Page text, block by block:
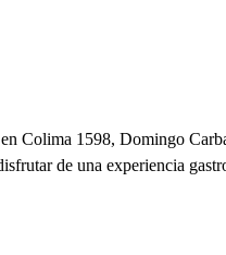
1598, Domingo
de una experiencia